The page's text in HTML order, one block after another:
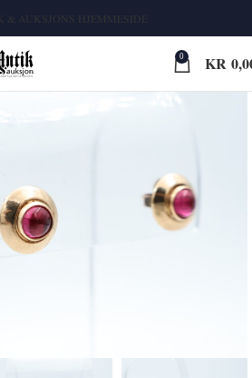
& AUKSJONS HJEMMESIDE
0 KR